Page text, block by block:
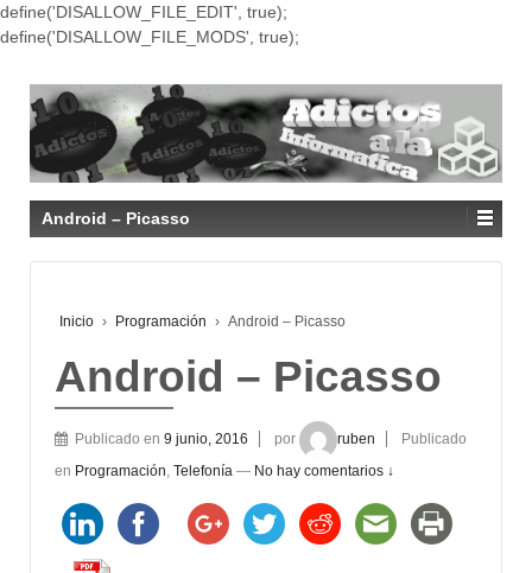
define('DISALLOW_FILE_EDIT', true);
define('DISALLOW_FILE_MODS', true);
Android – Picasso
Inicio › Programación › Android – Picasso
Android – Picasso
Publicado en 9 junio, 2016 por ruben
Publicado
en Programación Telefonía — No hay comentarios ↓